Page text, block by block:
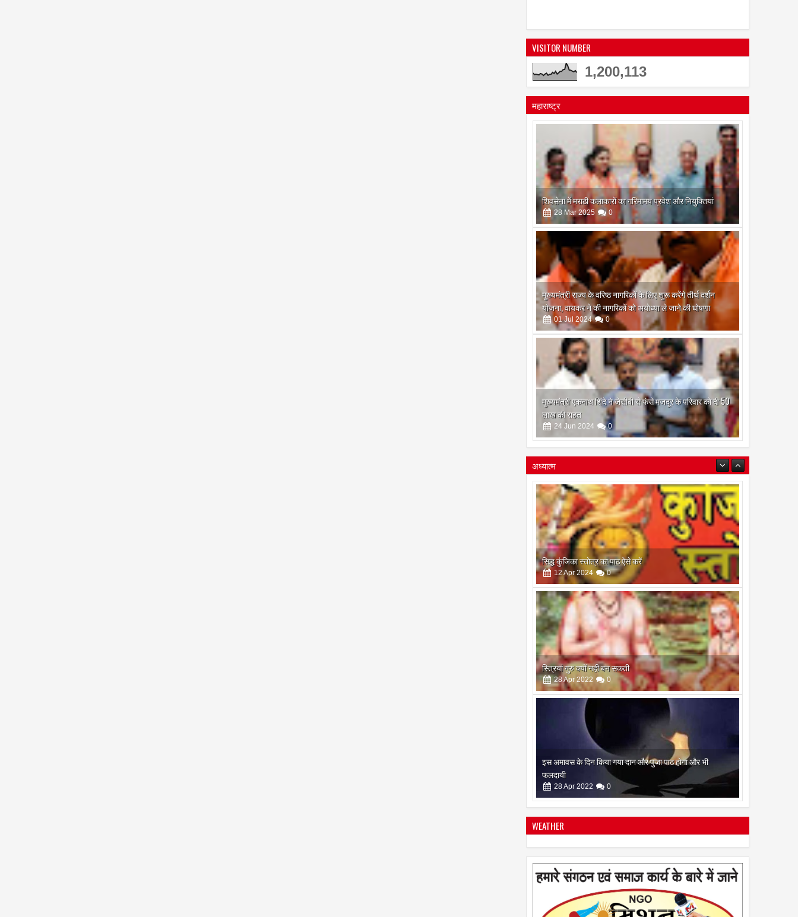
VISITOR NUMBER
1,200,113
महाराष्ट्र
शिवसेना में मराठी कलाकारों का गरिमामय प्रवेश और नियुक्तियां
28 Mar 2025 0
मुख्यमंत्री राज्य के वरिष्ठ नागरिकों के लिए शुरू करेंगे तीर्थ दर्शन
योजना, वायकर ने की नागरिकों को अयोध्या ले जाने की घोषणा
01 Jul 2024 0
मुख्यमंत्री एकनाथ शिंदे ने जेसीबी से फंसे मजदूर के परिवार को दी 50
लाख की राहत
24 Jun 2024 0
अध्यात्म
सिद्ध कुंजिका स्तोत्र का पाठ ऐसे करें
12Apr 2024 0
स्त्रियां गुरु क्यों नही बन सकती
28 Apr 2022 0
इस अमावस के दिन किया गया दान और पुजा पाठ होगा और भी
फलदायी
28Apr 2022 0
रामनवमी के दिन गायत्री महायज्ञ व सामुहिक पूर्णाहुति सम्पन्न
2022 0
WEATHER